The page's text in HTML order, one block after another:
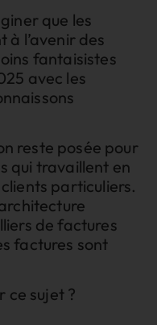
que les
à l’avenir des
fantaisistes
avec les
reste posée pour
qui travaillent en
particuliers.
de factures
factures sont
ce sujet ?